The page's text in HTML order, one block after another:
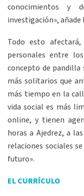
conocimientos y
investigación», añade
Todo esto
personales entre
concepto de pandilla
más solitarios que
más tiempo en la
vida social es más
online, y tienen
horas a Ajedrez, a
relaciones sociales
futuro».
EL CURRÍCULO